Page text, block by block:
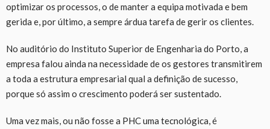
optimizar os processos, o de manter a equipa motivada e bem
gerida e, por último, a sempre árdua tarefa de gerir os clientes.
No auditório do Instituto Superior de Engenharia do Porto, a
empresa falou ainda na necessidade de os gestores transmitirem
a toda a estrutura empresarial qual a definição de sucesso,
porque só assim o crescimento poderá ser sustentado.
Uma vez mais, ou não fosse a PHC uma tecnológica, é